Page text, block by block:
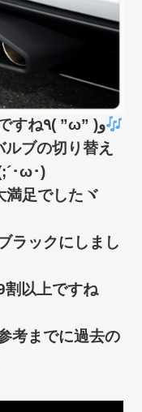
もう説明不要の爆音マフラーですね٩( ”ω” )و
ブの切り替え
･ω･)
足でしたヾ
ラックにしまし
割以上ですね
考までに過去の